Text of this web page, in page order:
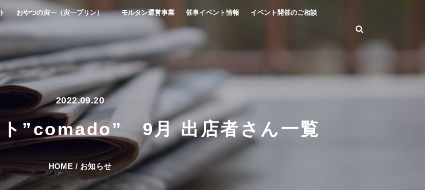
おやつの寅一（寅一プリン） モルタン運営事業 催事イベント情報 イベント開催のご相談
2022.09.20
ト”comado” 9月 出店者さん一覧
HOME / お知らせ